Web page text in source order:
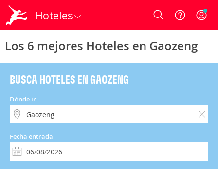
Hoteles Login
Los 6 mejores Hoteles en Gaozeng
BUSCA HOTELES EN GAOZENG
Dónde ir
Fecha entrada